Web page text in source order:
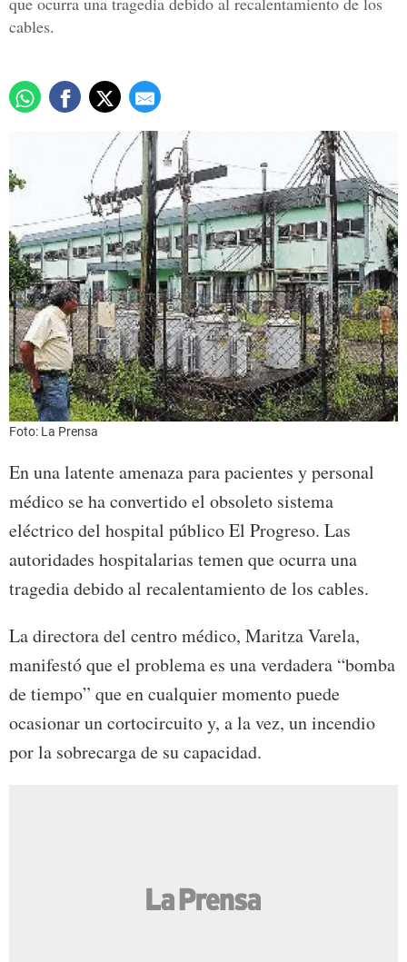
cables.
Foto: La Prensa
En una latente amenaza para pacientes y personal
médico se ha convertido el obsoleto sistema
eléctrico del hospital público El Progreso. Las
autoridades hospitalarias temen que ocurra una
tragedia debido al recalentamiento de los cables.
La directora del centro médico, Maritza Varela,
manifestó que el problema es una verdadera “bomba
de tiempo” que en cualquier momento puede
ocasionar un cortocircuito y, a la vez, un incendio
por la sobrecarga de su capacidad.